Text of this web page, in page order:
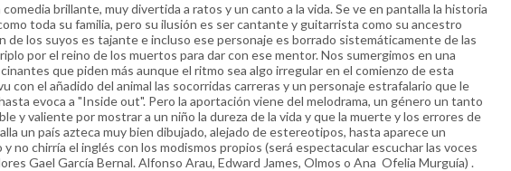
brillante, muy divertida a ratos y un canto a la vida. Se ve en pantalla la historia
toda su familia, pero su ilusión es ser cantante y guitarrista como su ancestro
de los suyos es tajante e incluso ese personaje es borrado sistemáticamente de las
por el reino de los muertos para dar con ese mentor. Nos sumergimos en una
que piden más aunque el ritmo sea algo irregular en el comienzo de esta
con el añadido del animal las socorridas carreras y un personaje estrafalario que le
evoca a "Inside out". Pero la aportación viene del melodrama, un género un tanto
y valiente por mostrar a un niño la dureza de la vida y que la muerte y los errores de
un país azteca muy bien dibujado, alejado de estereotipos, hasta aparece un
no chirría el inglés con los modismos propios (será espectacular escuchar las voces
Gael García Bernal. Alfonso Arau, Edward James, Olmos o Ana Ofelia Murguía) .